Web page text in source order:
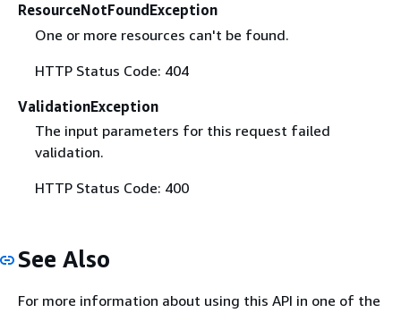
ResourceNotFoundException
One or more resources can't be found.
HTTP Status Code: 404
ValidationException
The input parameters for this request failed
validation.
HTTP Status Code: 400
See Also
For more information about using this API in one of the